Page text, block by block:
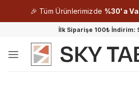
🎉 Tüm Ürünlerimizde %30'a
İlk Siparişe 100₺ İndirim: